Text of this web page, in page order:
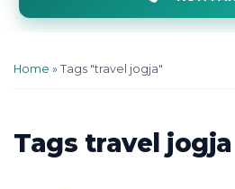
Home » Tags "travel jogja"
Tags travel jogja